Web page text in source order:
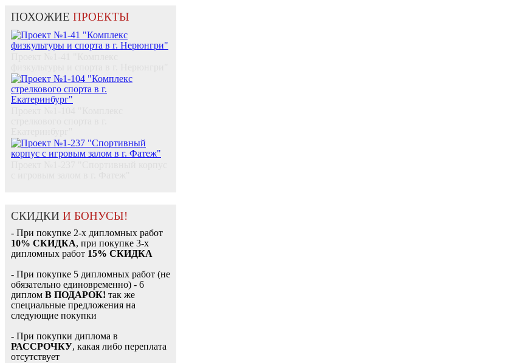
ПОХОЖИЕ ПРОЕКТЫ
СКИДКИ И БОНУСЫ!
- При покупке 2-х дипломных работ
10% СКИДКА, при покупке 3-х
дипломных работ 15% СКИДКА
- При покупке 5 дипломных работ (не
обязательно единовременно) - 6
диплом В ПОДАРОК! так же
специальные предложения на
следующие покупки
- При покупки диплома в
РАССРОЧКУ, какая либо переплата
отсутствует